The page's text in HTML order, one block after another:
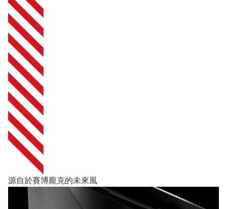
源自於賽博龐克的未來風